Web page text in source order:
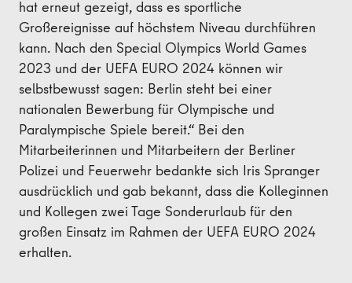
hat erneut gezeigt, dass es sportliche
Großereignisse auf höchstem Niveau durchführen
kann. Nach den Special Olympics World Games
2023 und der UEFA EURO 2024 können wir
selbstbewusst sagen: Berlin steht bei einer
nationalen Bewerbung für Olympische und
Paralympische Spiele bereit.“ Bei den
Mitarbeiterinnen und Mitarbeitern der Berliner
Polizei und Feuerwehr bedankte sich Iris Spranger
ausdrücklich und gab bekannt, dass die Kolleginnen
und Kollegen zwei Tage Sonderurlaub für den
großen Einsatz im Rahmen der UEFA EURO 2024
erhalten.